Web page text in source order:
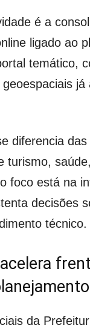
é a
ligado ao
temático,
já
diferencia
turismo,
foco está na
decisões
técnico.
da